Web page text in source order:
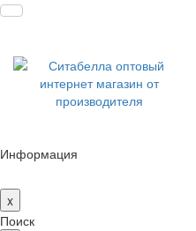
Информация
x
Поиск